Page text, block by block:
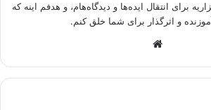
برای انتقال ایده‌ها و دیدگاه‌هام، و هدفم اینه که
و اثرگذار برای شما خلق کنم.